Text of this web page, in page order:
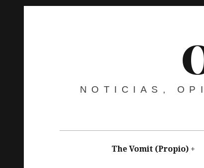
NOTICIAS,
The Vomit (Propio)